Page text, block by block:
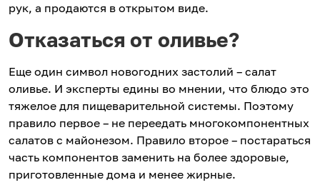
рук, а продаются в открытом виде.
Отказаться от оливье?
Еще один символ новогодних застолий – салат
оливье. И эксперты едины во мнении, что блюдо это
тяжелое для пищеварительной системы. Поэтому
правило первое – не переедать многокомпонентных
салатов с майонезом. Правило второе – постараться
часть компонентов заменить на более здоровые,
приготовленные дома и менее жирные.